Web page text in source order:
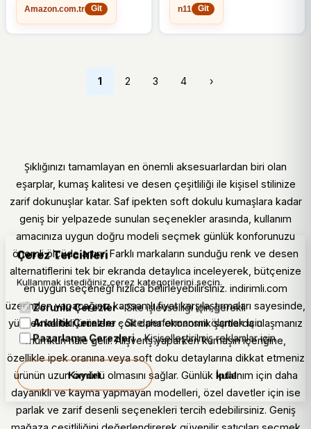
Amazon.com.tr
Git
n11
Git
1 2 3 4 ›
Şıklığınızı tamamlayan en önemli aksesuarlardan biri olan
eşarplar, kumaş kalitesi ve desen çeşitliliği ile kişisel stilinize
zarif dokunuşlar katar. Saf ipekten soft dokulu kumaşlara kadar
geniş bir yelpazede sunulan seçenekler arasında, kullanım
amacınıza uygun doğru modeli seçmek günlük konforunuzu
önemli ölçüde artırır. Farklı markaların sunduğu renk ve desen
alternatiflerini tek bir ekranda detaylıca inceleyerek, bütçenize
en uygun seçeneği hızlıca belirleyebilirsiniz. indirimli.com
üzerinden yapacağınız kapsamlı fiyat karşılaştırmaları sayesinde,
yüksek kaliteli ürünlere çok daha ekonomik şartlarda ulaşmanız
mümkün hale gelir. Alışveriş yaparken kumaşın içeriğine,
özellikle ipek oranına veya soft doku detaylarına dikkat etmeniz
ürünün uzun ömürlü olmasını sağlar. Günlük kullanım için daha
dayanıklı ve kayma yapmayan modelleri, özel davetler için ise
parlak ve zarif desenli seçenekleri tercih edebilirsiniz. Geniş
Çerez Tercihleri
Kullanmak istediğiniz çerez kategorilerini seçin.
Zorunlu Çerezler- Site işlevselliği için gerekli
Analitik Çerezler- Site performansını ölçmek için
Pazarlama Çerezleri- Kişiselleştirilmiş reklamlar için
Kaydet İptal